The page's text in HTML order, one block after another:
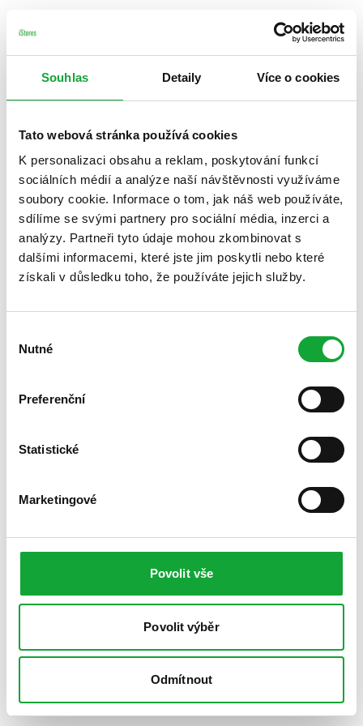
Souhlas Detaily Více o cookies
Tato webová stránka používá cookies
K personalizaci obsahu a reklam, poskytování funkcí
sociálních médií a analýze naší návštěvnosti využíváme
soubory cookie. Informace o tom, jak náš web používáte,
sdílíme se svými partnery pro sociální média, inzerci a
analýzy. Partneři tyto údaje mohou zkombinovat s
dalšími informacemi, které jste jim poskytli nebo které
získali v důsledku toho, že používáte jejich služby.
souhlasu
Nutné
Preferenční
Statistické
Marketingové
Povolit vše
Povolit výběr
Odmítnout